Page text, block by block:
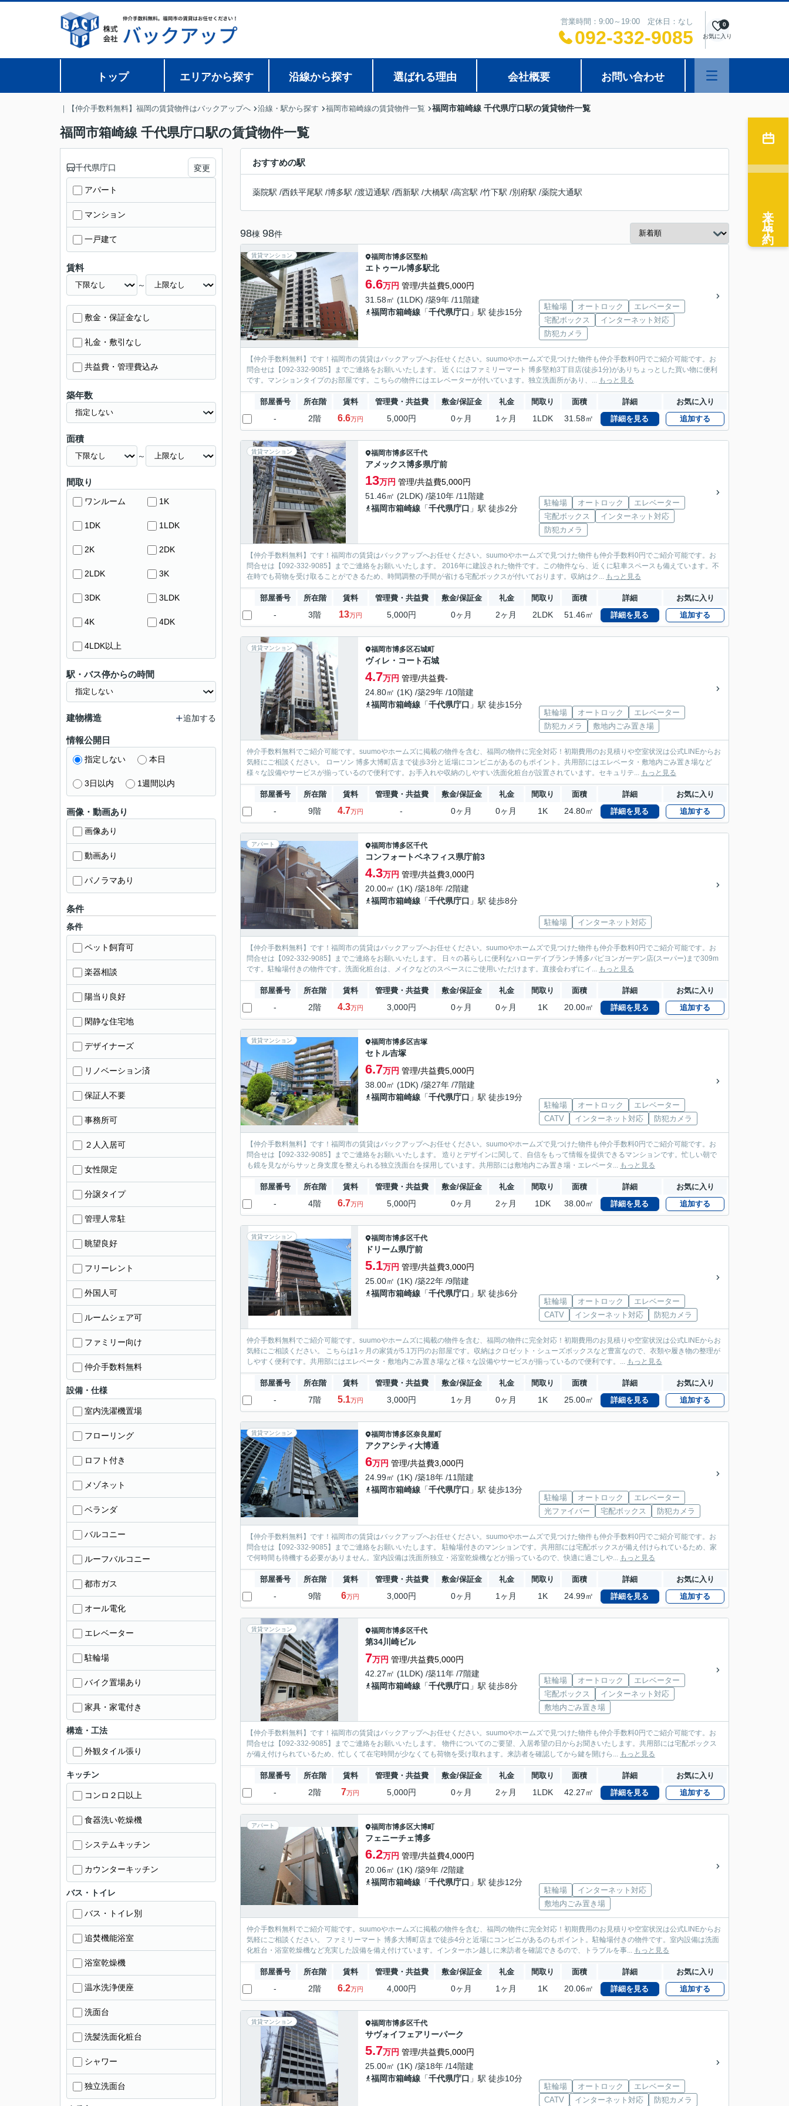
営業時間：9:00～19:00 定休日：なし
092-332-9085 お気に入り
0
トップ エリアから探す 沿線から探す 選ばれる理由 会社概要 お問い合わせ
｜【仲介手数料無料】福岡の賃貸物件はバックアップへ 沿線・駅から探す 福岡市箱崎線の賃貸物件一覧 福岡市箱崎線 千代県庁口駅の賃貸物件一覧
福岡市箱崎線 千代県庁口駅の賃貸物件一覧
おすすめの駅
薬院駅 /西鉄平尾駅 /博多駅 /渡辺通駅 /西新駅 /大橋駅 /高宮駅 /竹下駅 /別府駅 /薬院大通駅
98棟 98件
賃貸マンション 福岡市博多区堅粕
エトゥール博多駅北
6.6万円 管理/共益費5,000円
31.58㎡ (1LDK) /築9年 /11階建
福岡市箱崎線 「千代県庁口 」駅 徒歩15分
駐輪場 オートロック
エレベーター
宅配ボックス
インターネット対応
防犯カメラ
【仲介手数料無料】です！福岡市の賃貸はバックアップへお任せください。suumoやホームズで見つけた物件も仲介手数料0円でご紹介可能です。お
問合せは【092-332-9085】までご連絡をお願いいたします。 近くにはファミリーマート 博多堅粕3丁目店(徒歩1分)がありちょっとした買い物に便利
です。マンションタイプのお部屋です。こちらの物件にはエレベーターが付いています。独立洗面所があり、... もっと見る
部屋番号 所在階 賃料 管理費・共益費 敷金/保証金 礼金 間取り 面積 詳細 お気に入り
- 2階 6.6万円 5,000円 0ヶ月 1ヶ月 1LDK 31.58㎡ 詳細を見る 追加する
賃貸マンション 福岡市博多区千代
アメックス博多県庁前
13万円 管理/共益費5,000円
51.46㎡ (2LDK) /築10年 /11階建
福岡市箱崎線 「千代県庁口 」駅 徒歩2分
駐輪場 オートロック
エレベーター
宅配ボックス
インターネット対応
防犯カメラ
【仲介手数料無料】です！福岡市の賃貸はバックアップへお任せください。suumoやホームズで見つけた物件も仲介手数料0円でご紹介可能です。お
問合せは【092-332-9085】までご連絡をお願いいたします。 2016年に建設された物件です。この物件なら、近くに駐車スペースも備えています。不
在時でも荷物を受け取ることができるため、時間調整の手間が省ける宅配ボックスが付いております。収納はク... もっと見る
部屋番号 所在階 賃料 管理費・共益費 敷金/保証金 礼金 間取り 面積 詳細 お気に入り
- 3階 13万円 5,000円 0ヶ月 2ヶ月 2LDK 51.46㎡ 詳細を見る 追加する
賃貸マンション 福岡市博多区石城町
ヴィレ・コート石城
4.7万円 管理/共益費-
24.80㎡ (1K) /築29年 /10階建
福岡市箱崎線 「千代県庁口 」駅 徒歩15分
駐輪場 オートロック
エレベーター
防犯カメラ
敷地内ごみ置き場
仲介手数料無料でご紹介可能です。suumoやホームズに掲載の物件を含む、福岡の物件に完全対応！初期費用のお見積りや空室状況は公式LINEからお
気軽にご相談ください。 ローソン 博多大博町店まで徒歩3分と近場にコンビニがあるのもポイント。共用部にはエレベータ・敷地内ごみ置き場など
様々な設備やサービスが揃っているので便利です。お手入れや収納のしやすい洗面化粧台が設置されています。セキュリテ... もっと見る
部屋番号 所在階 賃料 管理費・共益費 敷金/保証金 礼金 間取り 面積 詳細 お気に入り
- 9階 4.7万円 - 0ヶ月 0ヶ月 1K 24.80㎡ 詳細を見る 追加する
アパート 福岡市博多区千代
コンフォートベネフィス県庁前3
4.3万円 管理/共益費3,000円
20.00㎡ (1K) /築18年 /2階建
福岡市箱崎線 「千代県庁口 」駅 徒歩8分
駐輪場 インターネット対応
【仲介手数料無料】です！福岡市の賃貸はバックアップへお任せください。suumoやホームズで見つけた物件も仲介手数料0円でご紹介可能です。お
問合せは【092-332-9085】までご連絡をお願いいたします。 日々の暮らしに便利なハローデイブランチ博多パピヨンガーデン店(スーパー)まで309m
です。駐輪場付きの物件です。洗面化粧台は、メイクなどのスペースにご使用いただけます。直接会わずにイ... もっと見る
部屋番号 所在階 賃料 管理費・共益費 敷金/保証金 礼金 間取り 面積 詳細 お気に入り
- 2階 4.3万円 3,000円 0ヶ月 0ヶ月 1K 20.00㎡ 詳細を見る 追加する
賃貸マンション 福岡市博多区吉塚
セトル吉塚
6.7万円 管理/共益費5,000円
38.00㎡ (1DK) /築27年 /7階建
福岡市箱崎線 「千代県庁口 」駅 徒歩19分
駐輪場 オートロック
エレベーター
CATV
インターネット対応 防犯カメラ
【仲介手数料無料】です！福岡市の賃貸はバックアップへお任せください。suumoやホームズで見つけた物件も仲介手数料0円でご紹介可能です。お
問合せは【092-332-9085】までご連絡をお願いいたします。 造りとデザインに関して、自信をもって情報を提供できるマンションです。忙しい朝で
も鏡を見ながらサッと身支度を整えられる独立洗面台を採用しています。共用部には敷地内ごみ置き場・エレベータ... もっと見る
部屋番号 所在階 賃料 管理費・共益費 敷金/保証金 礼金 間取り 面積 詳細 お気に入り
- 4階 6.7万円 5,000円 0ヶ月 2ヶ月 1DK 38.00㎡ 詳細を見る 追加する
賃貸マンション 福岡市博多区千代
ドリーム県庁前
5.1万円 管理/共益費3,000円
25.00㎡ (1K) /築22年 /9階建
福岡市箱崎線 「千代県庁口 」駅 徒歩6分
駐輪場 オートロック
エレベーター
CATV
インターネット対応 防犯カメラ
仲介手数料無料でご紹介可能です。suumoやホームズに掲載の物件を含む、福岡の物件に完全対応！初期費用のお見積りや空室状況は公式LINEからお
気軽にご相談ください。 こちらは1ヶ月の家賃が5.1万円のお部屋です。収納はクロゼット・シューズボックスなど豊富なので、衣類や履き物の整理が
しやすく便利です。共用部にはエレベータ・敷地内ごみ置き場など様々な設備やサービスが揃っているので便利です。... もっと見る
部屋番号 所在階 賃料 管理費・共益費 敷金/保証金 礼金 間取り 面積 詳細 お気に入り
- 7階 5.1万円 3,000円 1ヶ月 0ヶ月 1K 25.00㎡ 詳細を見る 追加する
賃貸マンション 福岡市博多区奈良屋町
アクアシティ大博通
6万円 管理/共益費3,000円
24.99㎡ (1K) /築18年 /11階建
福岡市箱崎線 「千代県庁口 」駅 徒歩13分
駐輪場 オートロック
エレベーター
光ファイバー
宅配ボックス 防犯カメラ
【仲介手数料無料】です！福岡市の賃貸はバックアップへお任せください。suumoやホームズで見つけた物件も仲介手数料0円でご紹介可能です。お
問合せは【092-332-9085】までご連絡をお願いいたします。 駐輪場付きのマンションです。共用部には宅配ボックスが備え付けられているため、家
で何時間も待機する必要がありません。室内設備は洗面所独立・浴室乾燥機などが揃っているので、快適に過ごしや... もっと見る
部屋番号 所在階 賃料 管理費・共益費 敷金/保証金 礼金 間取り 面積 詳細 お気に入り
- 9階 6万円 3,000円 0ヶ月 1ヶ月 1K 24.99㎡ 詳細を見る 追加する
賃貸マンション 福岡市博多区千代
第34川崎ビル
7万円 管理/共益費5,000円
42.27㎡ (1LDK) /築11年 /7階建
福岡市箱崎線 「千代県庁口 」駅 徒歩8分
駐輪場 オートロック
エレベーター
宅配ボックス
インターネット対応
敷地内ごみ置き場
【仲介手数料無料】です！福岡市の賃貸はバックアップへお任せください。suumoやホームズで見つけた物件も仲介手数料0円でご紹介可能です。お
問合せは【092-332-9085】までご連絡をお願いいたします。 物件についてのご要望、入居希望の日からお聞きいたします。共用部には宅配ボックス
が備え付けられているため、忙しくて在宅時間が少なくても荷物を受け取れます。来訪者を確認してから鍵を開けら... もっと見る
部屋番号 所在階 賃料 管理費・共益費 敷金/保証金 礼金 間取り 面積 詳細 お気に入り
- 2階 7万円 5,000円 0ヶ月 2ヶ月 1LDK 42.27㎡ 詳細を見る 追加する
アパート 福岡市博多区大博町
フェニーチェ博多
6.2万円 管理/共益費4,000円
20.06㎡ (1K) /築9年 /2階建
福岡市箱崎線 「千代県庁口 」駅 徒歩12分
駐輪場
インターネット対応
敷地内ごみ置き場
仲介手数料無料でご紹介可能です。suumoやホームズに掲載の物件を含む、福岡の物件に完全対応！初期費用のお見積りや空室状況は公式LINEからお
気軽にご相談ください。 ファミリーマート 博多大博町店まで徒歩4分と近場にコンビニがあるのもポイント。駐輪場付きの物件です。室内設備は洗面
化粧台・浴室乾燥機など充実した設備を備え付けています。インターホン越しに来訪者を確認できるので、トラブルを事... もっと見る
部屋番号 所在階 賃料 管理費・共益費 敷金/保証金 礼金 間取り 面積 詳細 お気に入り
- 2階 6.2万円 4,000円 0ヶ月 1ヶ月 1K 20.06㎡ 詳細を見る 追加する
賃貸マンション 福岡市博多区千代
サヴォイフェアリーパーク
5.7万円 管理/共益費5,000円
25.00㎡ (1K) /築18年 /14階建
福岡市箱崎線 「千代県庁口 」駅 徒歩10分
駐輪場 オートロック
エレベーター
CATV
インターネット対応 防犯カメラ
千代県庁口 変更
アパート
マンション
一戸建て
賃料
～
敷金・保証金なし
礼金・敷引なし
共益費・管理費込み
築年数
面積
～
間取り
ワンルーム 1K
1DK 1LDK
2K 2DK
2LDK 3K
3DK 3LDK
4K 4DK
4LDK以上
駅・バス停からの時間
建物構造 追加する
情報公開日
指定しない 本日
3日以内 1週間以内
画像・動画あり
画像あり
動画あり
パノラマあり
条件
条件
ペット飼育可
楽器相談
陽当り良好
閑静な住宅地
デザイナーズ
リノベーション済
保証人不要
事務所可
２人入居可
女性限定
分譲タイプ
管理人常駐
眺望良好
フリーレント
外国人可
ルームシェア可
ファミリー向け
仲介手数料無料
設備・仕様
室内洗濯機置場
フローリング
ロフト付き
メゾネット
ベランダ
バルコニー
ルーフバルコニー
都市ガス
オール電化
エレベーター
駐輪場
バイク置場あり
家具・家電付き
構造・工法
外観タイル張り
キッチン
コンロ２口以上
食器洗い乾燥機
システムキッチン
カウンターキッチン
バス・トイレ
バス・トイレ別
追焚機能浴室
浴室乾燥機
温水洗浄便座
洗面台
洗髪洗面化粧台
シャワー
独立洗面台
来店予約